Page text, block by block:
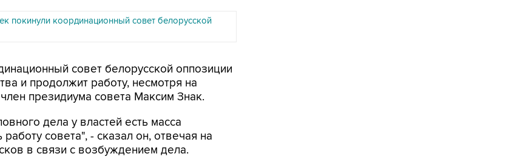
покинули координационный совет белорусской
совет белорусской оппозиции
и продолжит работу, несмотря на
президиума совета Максим Знак.
дела у властей есть масса
совета", - сказал он, отвечая на
в связи с возбуждением дела.